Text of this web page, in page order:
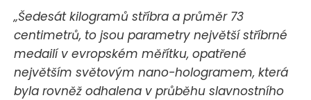
„Šedesát kilogramů stříbra a průměr 73
centimetrů, to jsou parametry největší stříbrné
medailí v evropském měřítku, opatřené
největším světovým nano-hologramem, která
byla rovněž odhalena v průběhu slavnostního